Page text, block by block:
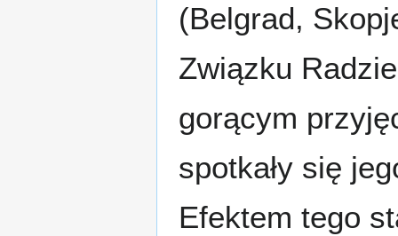
(Belgrad,
Związku
gorącym
spotkały się
Efektem tego